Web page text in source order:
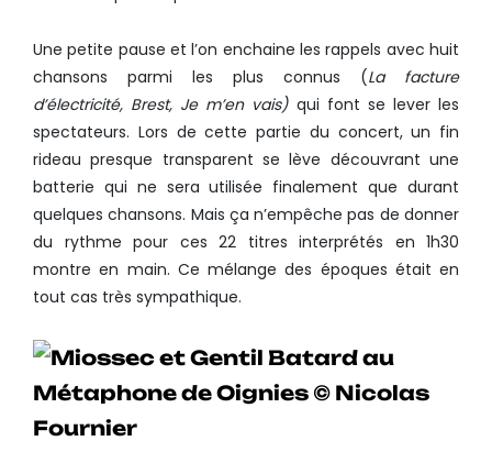
Une petite pause et l’on enchaine les rappels avec huit
chansons parmi les plus connus (La facture
d’électricité, Brest, Je m’en vais)qui font se lever les
spectateurs. Lors de cette partie du concert, un fin
rideau presque transparent se lève découvrant une
batterie qui ne sera utilisée finalement que durant
quelques chansons. Mais ça n’empêche pas de donner
du rythme pour ces 22 titres interprétés en 1h30
montre en main. Ce mélange des époques était en
tout cas très sympathique.